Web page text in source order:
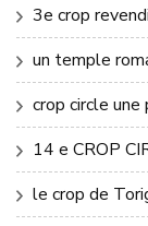
3e crop
un temple
crop circle une
14 e CROP
le crop de